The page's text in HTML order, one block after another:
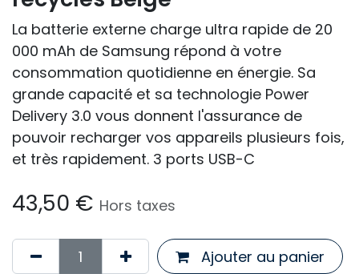
La batterie externe charge ultra rapide de 20
000 mAh de Samsung répond à votre
consommation quotidienne en énergie. Sa
grande capacité et sa technologie Power
Delivery 3.0 vous donnent l'assurance de
pouvoir recharger vos appareils plusieurs fois,
et très rapidement. 3 ports USB-C
43,50 € Hors taxes
Ajouter au panier